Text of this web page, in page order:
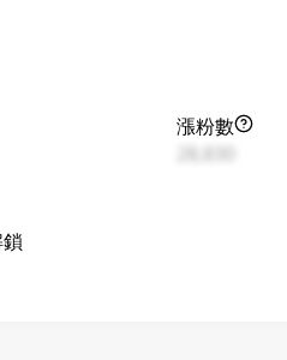
漲粉數